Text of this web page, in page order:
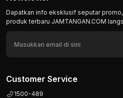
Dapatkan info eksklusif seputar
produk terbaru JAMTANGAN.COM
Customer Service
1500-489